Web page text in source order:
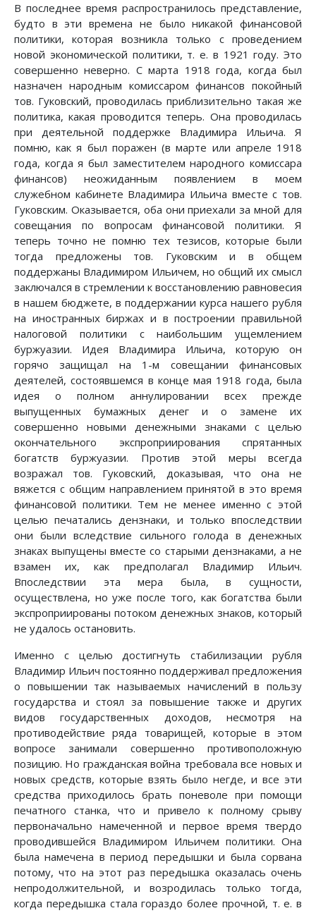
В последнее время распространилось представление,
будто в эти времена не было никакой финансовой
политики, которая возникла только с проведением
новой экономической политики, т. е. в 1921 году. Это
совершенно неверно. С марта 1918 года, когда был
назначен народным комиссаром финансов покойный
тов. Гуковский, проводилась приблизительно такая же
политика, какая проводится теперь. Она проводилась
при деятельной поддержке Владимира Ильича. Я
помню, как я был поражен (в марте или апреле 1918
года, когда я был заместителем народного комиссара
финансов) неожиданным появлением в моем
служебном кабинете Владимира Ильича вместе с тов.
Гуковским. Оказывается, оба они приехали за мной для
совещания по вопросам финансовой политики. Я
теперь точно не помню тех тезисов, которые были
тогда предложены тов. Гуковским и в общем
поддержаны Владимиром Ильичем, но общий их смысл
заключался в стремлении к восстановлению равновесия
в нашем бюджете, в поддержании курса нашего рубля
на иностранных биржах и в построении правильной
налоговой политики с наибольшим ущемлением
буржуазии. Идея Владимира Ильича, которую он
горячо защищал на 1-м совещании финансовых
деятелей, состоявшемся в конце мая 1918 года, была
идея о полном аннулировании всех прежде
выпущенных бумажных денег и о замене их
совершенно новыми денежными знаками с целью
окончательного экспроприирования спрятанных
богатств буржуазии. Против этой меры всегда
возражал тов. Гуковский, доказывая, что она не
вяжется с общим направлением принятой в это время
финансовой политики. Тем не менее именно с этой
целью печатались дензнаки, и только впоследствии
они были вследствие сильного голода в денежных
знаках выпущены вместе со старыми дензнаками, а не
взамен их, как предполагал Владимир Ильич.
Впоследствии эта мера была, в сущности,
осуществлена, но уже после того, как богатства были
экспроприированы потоком денежных знаков, который
не удалось остановить.
Именно с целью достигнуть стабилизации рубля
Владимир Ильич постоянно поддерживал предложения
о повышении так называемых начислений в пользу
государства и стоял за повышение также и других
видов государственных доходов, несмотря на
противодействие ряда товарищей, которые в этом
вопросе занимали совершенно противоположную
позицию. Но гражданская война требовала все новых и
новых средств, которые взять было негде, и все эти
средства приходилось брать поневоле при помощи
печатного станка, что и привело к полному срыву
первоначально намеченной и первое время твердо
проводившейся Владимиром Ильичем политики. Она
была намечена в период передышки и была сорвана
потому, что на этот раз передышка оказалась очень
непродолжительной, и возродилась только тогда,
когда передышка стала гораздо более прочной, т. е. в